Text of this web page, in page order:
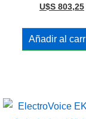
U$S 803,25
Añadir al